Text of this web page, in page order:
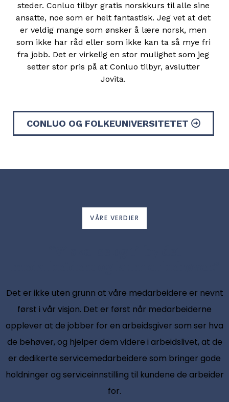
steder. Conluo tilbyr gratis norskkurs til alle sine
ansatte, noe som er helt fantastisk. Jeg vet at det
er veldig mange som ønsker å lære norsk, men
som ikke har råd eller som ikke kan ta så mye fri
fra jobb. Det er virkelig en stor mulighet som jeg
setter stor pris på at Conluo tilbyr, avslutter
Jovita.
CONLUO OG FOLKEUNIVERSITETET
VÅRE VERDIER
Det er ikke uten grunn at våre medarbeidere er nevnt
først i vår visjon. Det er først når medarbeiderne
opplever at de jobber for en arbeidsgiver som ser hva
de behøver, og hjelper dem videre i arbeidslivet, at de
er dedikerte servicemedarbeidere som bringer gode
holdninger og serviceinnstilling til kundene de arbeider
for.